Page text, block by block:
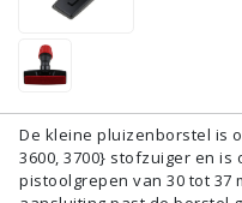
De kleine pluizenborstel is
3600, 3700} stofzuiger en
pistoolgrepen van 30 tot 37